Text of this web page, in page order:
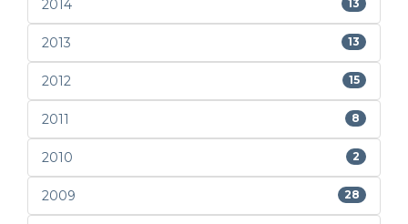
2014 13
2013 13
2012 15
2011 8
2010 2
2009 28